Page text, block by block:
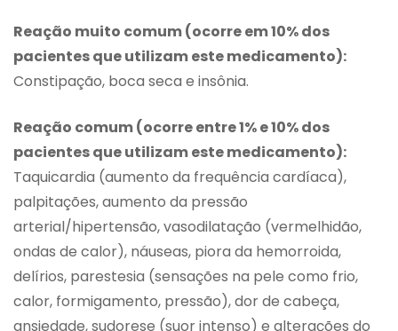
Reação muito comum (ocorre em 10% dos
pacientes que utilizam este medicamento):
Constipação, boca seca e insônia.
Reação comum (ocorre entre 1% e 10% dos
pacientes que utilizam este medicamento):
Taquicardia (aumento da frequência cardíaca),
palpitações, aumento da pressão
arterial/hipertensão, vasodilatação (vermelhidão,
ondas de calor), náuseas, piora da hemorroida,
delírios, parestesia (sensações na pele como frio,
calor, formigamento, pressão), dor de cabeça,
ansiedade, sudorese (suor intenso) e alterações do